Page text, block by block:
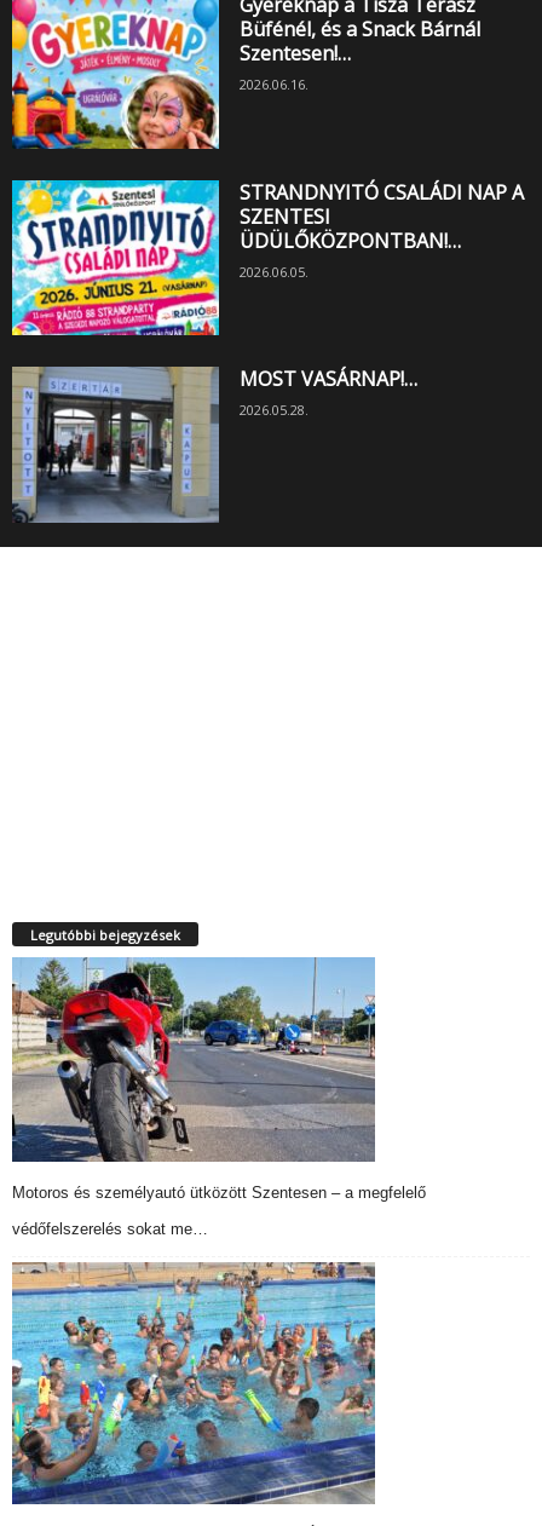
Gyereknap a Tisza Terasz
Büfénél, és a Snack Bárnál
Szentesen!…
2026.06.16.
STRANDNYITÓ CSALÁDI NAP A
SZENTESI
ÜDÜLŐKÖZPONTBAN!…
2026.06.05.
MOST VASÁRNAP!…
2026.05.28.
Legutóbbi bejegyzések
Motoros és személyautó ütközött Szentesen – a megfelelő
védőfelszerelés sokat me…